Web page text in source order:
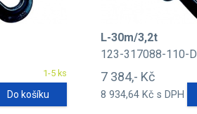
1-5 ks
Do košíku
L-30m/3,2t
123-317088-110-D
7 384,- Kč
8 934,64 Kč s DPH